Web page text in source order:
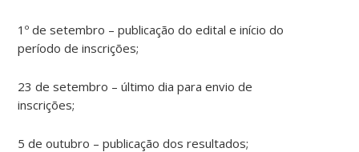
1º de setembro – publicação do edital e início do
período de inscrições;
23 de setembro – último dia para envio de
inscrições;
5 de outubro – publicação dos resultados;